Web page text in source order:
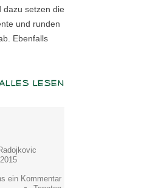
dazu setzen die
und runden
Ebenfalls
ALLES LESEN
ein Kommentar